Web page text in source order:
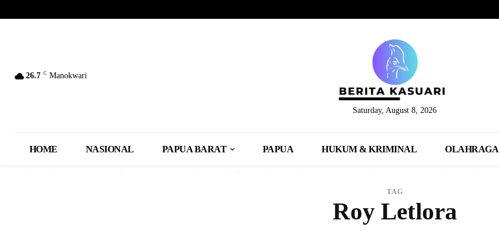
26.7 C Manokwari
Saturday, August 8, 2026
HOME NASIONAL PAPUA BARAT PAPUA HUKUM & KRIMINAL OLAHRAGA
TAG
Roy Letlora